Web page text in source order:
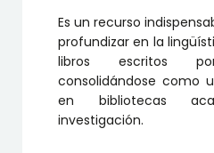
Es un recurso
profundizar en la
libros escritos
consolidándose como
en bibliotecas
investigación.